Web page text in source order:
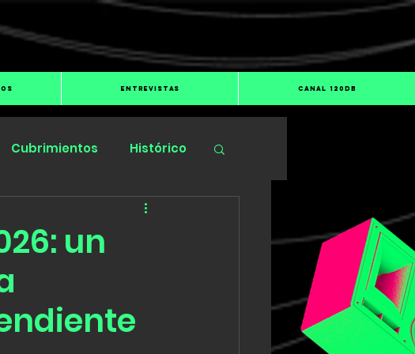
ENTREVISTAS CANAL 120dB
Cubrimientos Histórico
un